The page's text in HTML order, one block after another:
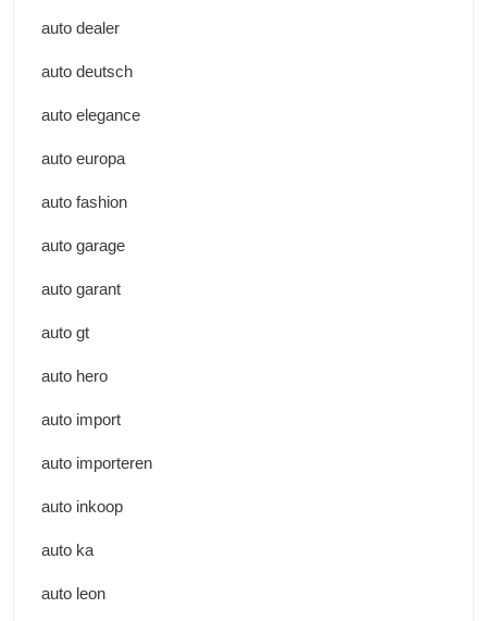
auto dealer
auto deutsch
auto elegance
auto europa
auto fashion
auto garage
auto garant
auto gt
auto hero
auto import
auto importeren
auto inkoop
auto ka
auto leon